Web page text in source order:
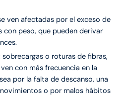
ven afectadas por el exceso de
peso, que pueden derivar
sobrecargas o roturas de fibras,
con más frecuencia en la
por la falta de descanso, una
o por malos hábitos